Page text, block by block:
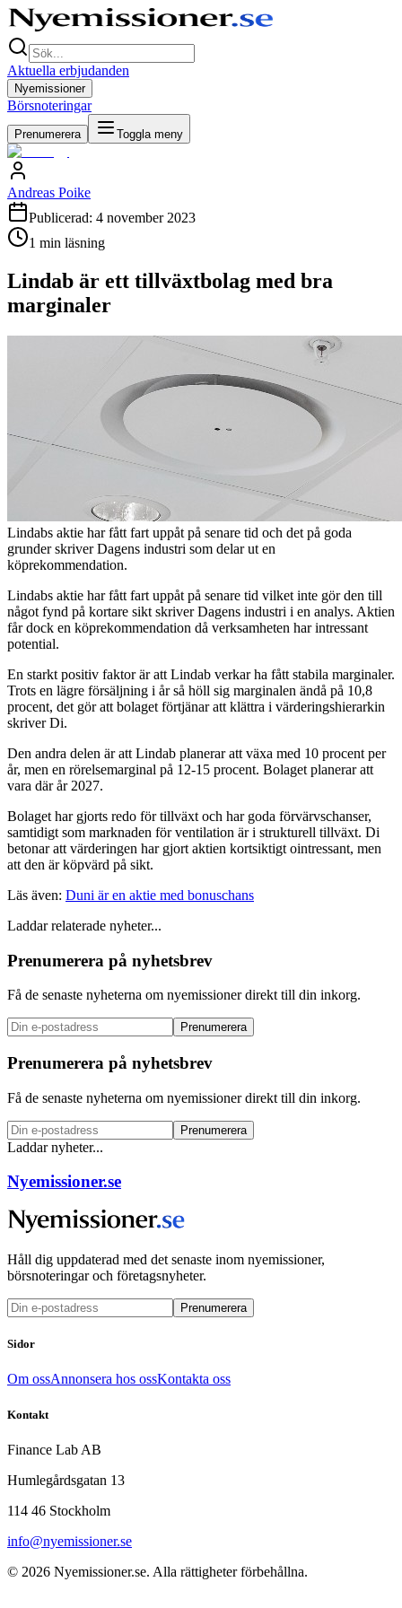
Aktuella erbjudanden
Nyemissioner
Börsnoteringar
Prenumerera Toggla meny
Andreas Poike
Publicerad: 4 november 2023
1 min läsning
Lindab är ett tillväxtbolag med bra
marginaler
Lindabs aktie har fått fart uppåt på senare tid och det på goda
grunder skriver Dagens industri som delar ut en
köprekommendation.
Lindabs aktie har fått fart uppåt på senare tid vilket inte gör den till
något fynd på kortare sikt skriver Dagens industri i en analys. Aktien
får dock en köprekommendation då verksamheten har intressant
potential.
En starkt positiv faktor är att Lindab verkar ha fått stabila marginaler.
Trots en lägre försäljning i år så höll sig marginalen ändå på 10,8
procent, det gör att bolaget förtjänar att klättra i värderingshierarkin
skriver Di.
Den andra delen är att Lindab planerar att växa med 10 procent per
år, men en rörelsemarginal på 12-15 procent. Bolaget planerar att
vara där år 2027.
Bolaget har gjorts redo för tillväxt och har goda förvärvschanser,
samtidigt som marknaden för ventilation är i strukturell tillväxt. Di
betonar att värderingen har gjort aktien kortsiktigt ointressant, men
att den är köpvärd på sikt.
Läs även: Duni är en aktie med bonuschans
Laddar relaterade nyheter...
Prenumerera på nyhetsbrev
Få de senaste nyheterna om nyemissioner direkt till din inkorg.
Prenumerera
Prenumerera på nyhetsbrev
Få de senaste nyheterna om nyemissioner direkt till din inkorg.
Prenumerera
Laddar nyheter...
Nyemissioner.se
Håll dig uppdaterad med det senaste inom nyemissioner,
börsnoteringar och företagsnyheter.
Prenumerera
Sidor
Om ossAnnonsera hos ossKontakta oss
Kontakt
Finance Lab AB
Humlegårdsgatan 13
114 46 Stockholm
info@nyemissioner.se
© 2026 Nyemissioner.se. Alla rättigheter förbehållna.